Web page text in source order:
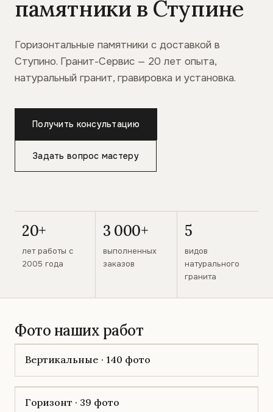
памятники в Ступине
Горизонтальные памятники с доставкой в
Ступино. Гранит-Сервис — 20 лет опыта,
натуральный гранит, гравировка и установка.
Получить консультацию
Задать вопрос мастеру
20+
лет работы с
2005 года
3 000+
выполненных
заказов
5
видов
натурального
гранита
Фото наших работ
Вертикальные · 140 фото
Горизонт · 39 фото